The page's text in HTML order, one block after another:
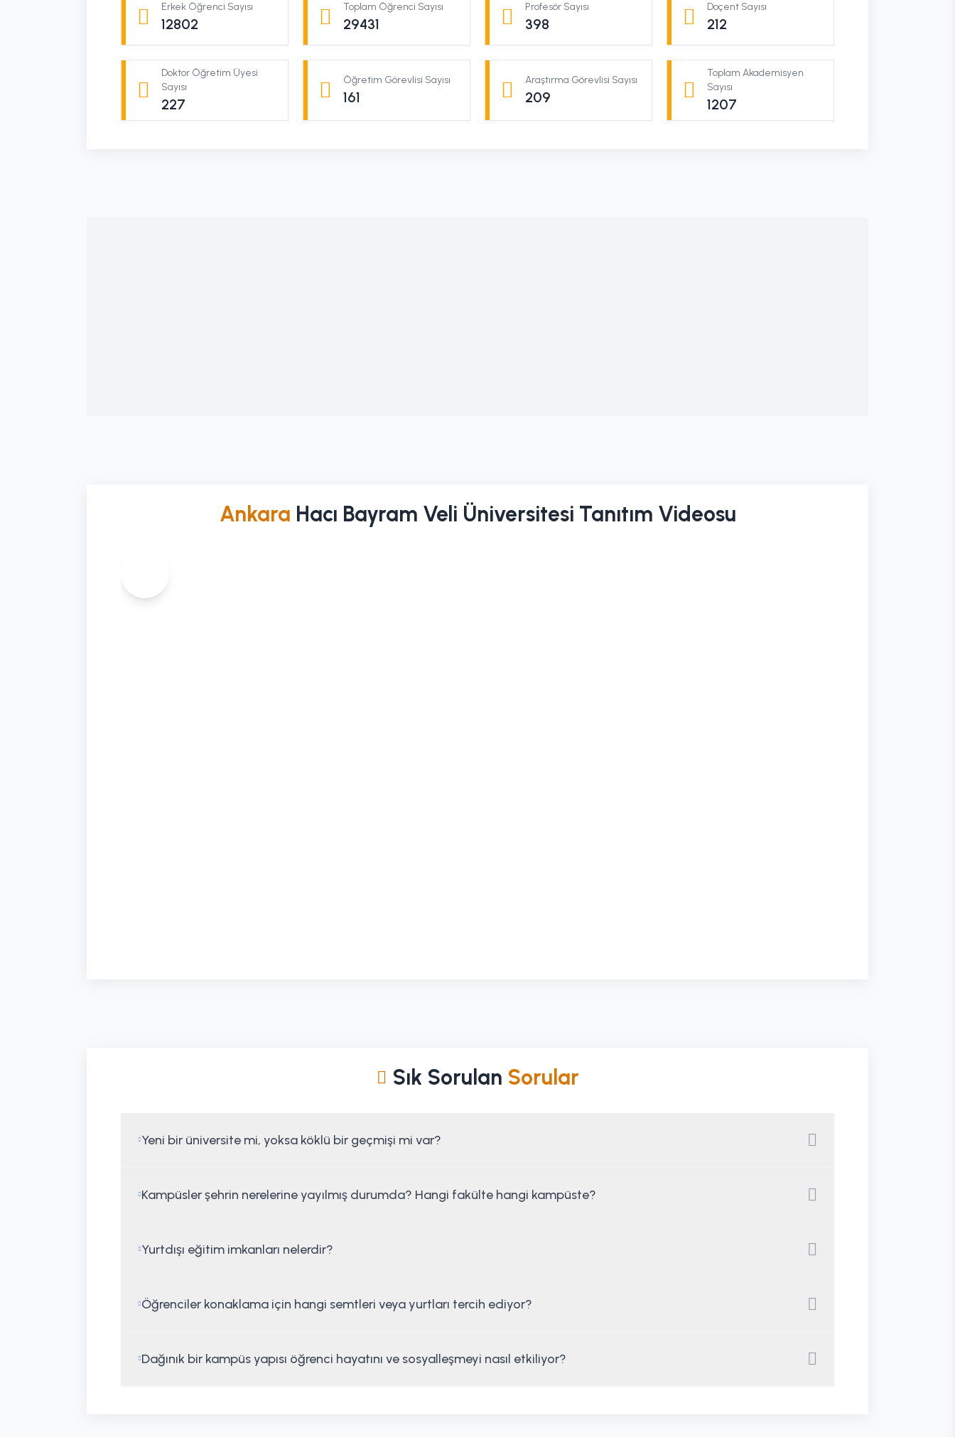
Erkek Öğrenci Sayısı
12802
Toplam Öğrenci Sayısı
29431
Profesör Sayısı
398
Doçent Sayısı
212
Doktor Öğretim Üyesi
Sayısı
227
Öğretim Görevlisi Sayısı
161
Araştırma Görevlisi Sayısı
209
Toplam Akademisyen
Sayısı
1207
Ankara Hacı Bayram Veli Üniversitesi Tanıtım Videosu
Sık Sorulan Sorular
Yeni bir üniversite mi, yoksa köklü bir geçmişi mi var?
Kampüsler şehrin nerelerine yayılmış durumda? Hangi fakülte hangi kampüste?
Yurtdışı eğitim imkanları nelerdir?
Öğrenciler konaklama için hangi semtleri veya yurtları tercih ediyor?
Dağınık bir kampüs yapısı öğrenci hayatını ve sosyalleşmeyi nasıl etkiliyor?